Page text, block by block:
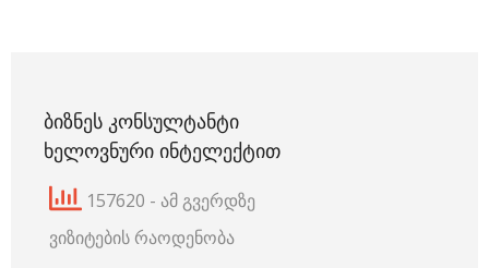
ᲑᲘᲖᲜᲔᲡ ᲙᲝᲜᲡᲣᲚᲢᲐᲜᲢᲘ
ᲮᲔᲚᲝᲕᲜᲣᲠᲘ ᲘᲜᲢᲔᲚᲔᲥᲢᲘᲗ
157620 - ამ გვერდზე
ვიზიტების რაოდენობა